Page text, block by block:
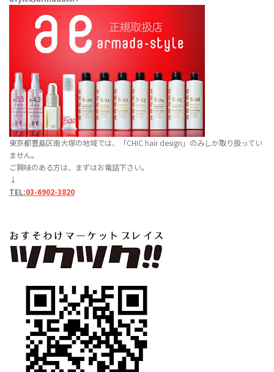
東京都豊島区南大塚の地域では、「CHIC hair design」のみしか取り扱ってい
ません。
ご興味のある方は、まずはお電話下さい。
↓
TEL:03-6902-3820